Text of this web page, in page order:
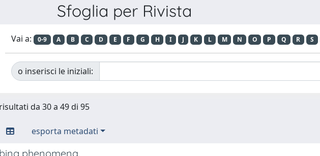
Sfoglia per Rivista
Vai a: 0-9 A B C D E F G H I J K L M N O P Q R S
o inserisci le iniziali:
da 30 a 49 di 95
esporta metadati
phenomena.